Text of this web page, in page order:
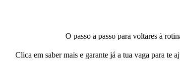
O passo a passo para voltares à
Clica em saber mais e garante já a tua vaga para te